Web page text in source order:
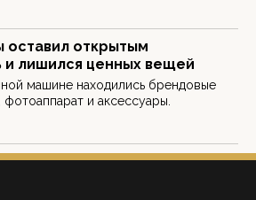
открытым
и лишился ценных вещей
машине находились брендовые
и аксессуары.